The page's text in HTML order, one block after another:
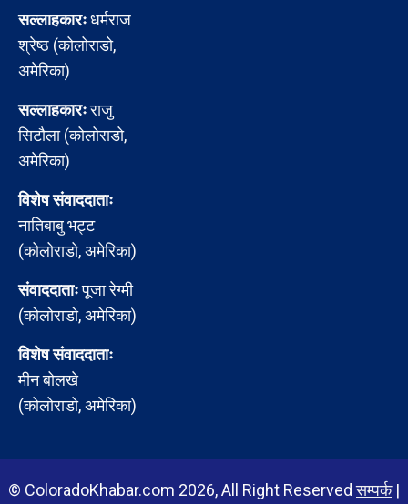
सल्लाहकारःधर्मराज
श्रेष्ठ (कोलोराडो,
अमेरिका)
सल्लाहकारःराजु
सिटौला (कोलोराडो,
अमेरिका)
विशेष संवाददाताः
नातिबाबु भट्ट
(कोलोराडो, अमेरिका)
संवाददाताःपूजा रेग्मी
(कोलोराडो, अमेरिका)
विशेष संवाददाताः
मीन बोलखे
(कोलोराडो, अमेरिका)
© ColoradoKhabar.com 2026, All Right Reservedसम्पर्क|